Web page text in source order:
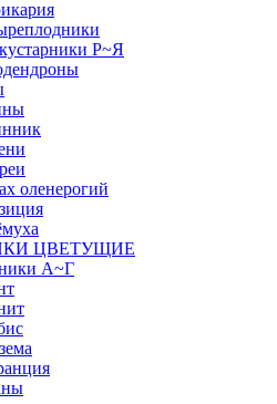
Р~Я
оленерогий
ЦВЕТУЩИЕ
А~Г